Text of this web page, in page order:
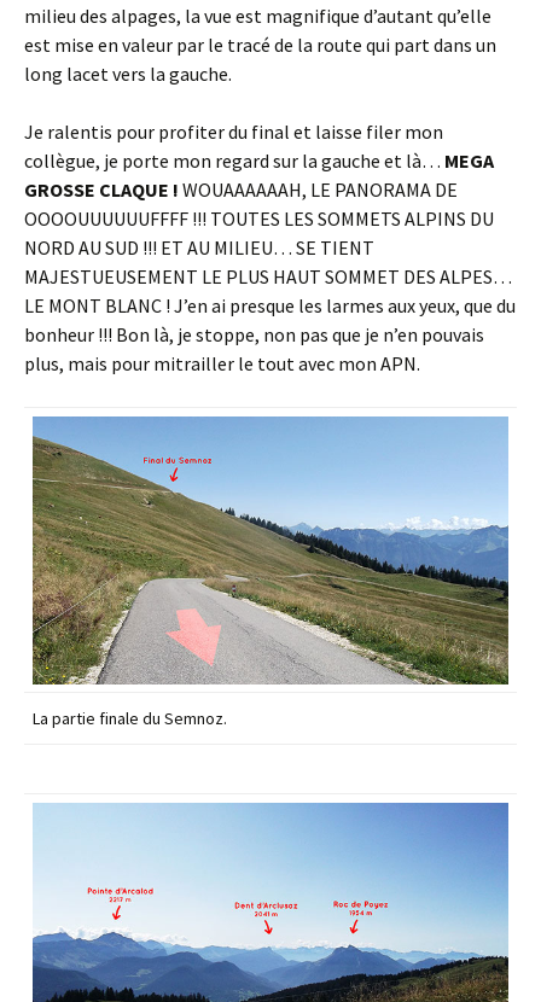
milieu des alpages, la vue est magnifique d’autant qu’elle
est mise en valeur par le tracé de la route qui part dans un
long lacet vers la gauche.
Je ralentis pour profiter du final et laisse filer mon
collègue, je porte mon regard sur la gauche et là… MEGA
GROSSE CLAQUE ! WOUAAAAAAH, LE PANORAMA DE
OOOOUUUUUUFFFF !!! TOUTES LES SOMMETS ALPINS DU
NORD AU SUD !!! ET AU MILIEU… SE TIENT
MAJESTUEUSEMENT LE PLUS HAUT SOMMET DES ALPES…
LE MONT BLANC ! J’en ai presque les larmes aux yeux, que du
bonheur !!! Bon là, je stoppe, non pas que je n’en pouvais
plus, mais pour mitrailler le tout avec mon APN.
La partie finale du Semnoz.